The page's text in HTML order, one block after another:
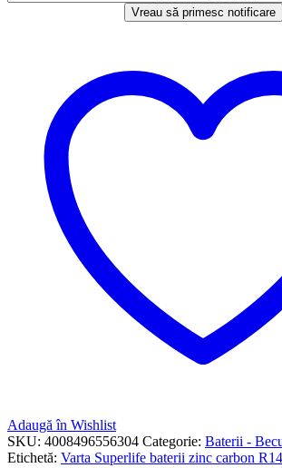
Vreau să primesc notificare
Adaugă în Wishlist
SKU: 4008496556304 Categorie: Baterii -
Etichetă: Varta Superlife baterii zinc carbon